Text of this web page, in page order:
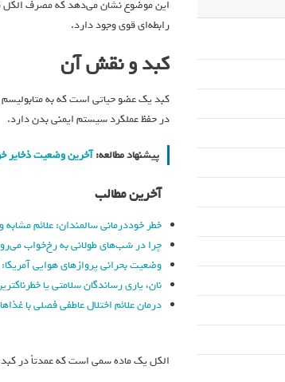
این موضوع نشان می‌دهد که مصرف الکل
رابطه‌ای قوی وجود دارد.
کبد و نقش آن
کبد یک عضو حیاتی است که به
در حفظ عملکرد سیستم ایمنی بدن دارد.
پیشنهاد مطالعه:آخرین وضعیت ذخایر
آخرین مطالب
خطر خوددرمانی سالمندان: علائم
چرا در شب‌های طولانی به رخ‌خواب
وضعیت بحرانی پروازهای هوایی آمریکا:
نان، یاری رساندگان سلامتی یا
درمان علائم اختلال عاطفی فصلی با
الکل یک ماده سمی است که عمدتاً در